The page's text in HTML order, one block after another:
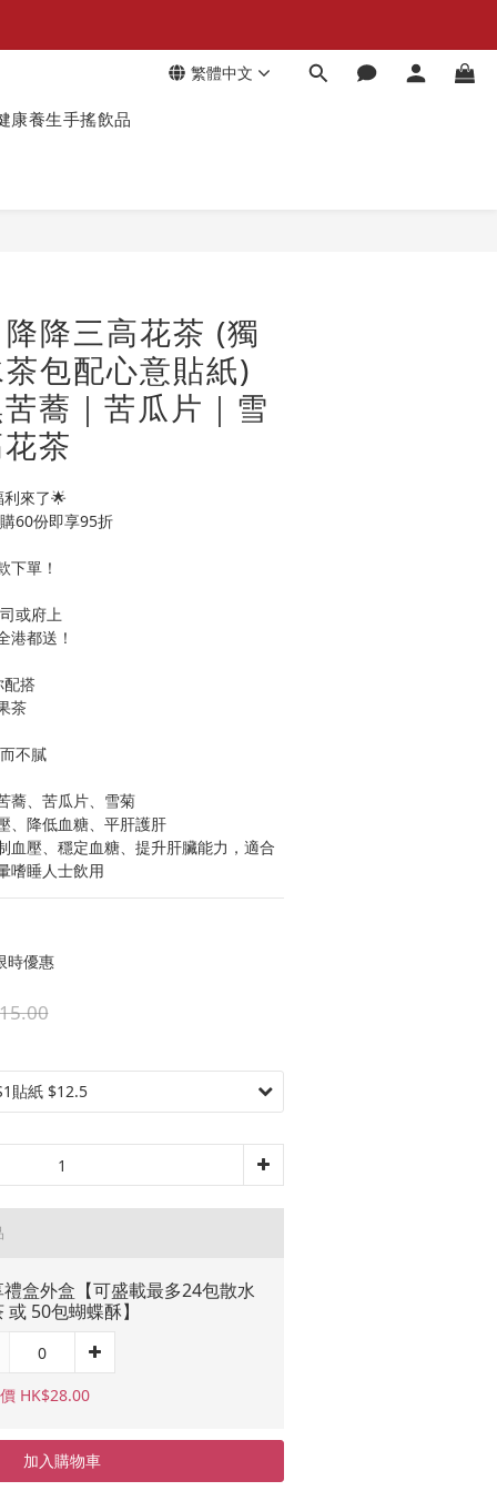
繁體中文
康養生手搖飲品
降三高花茶 (獨
包配心意貼紙)
蕎｜苦瓜片｜雪
茶
來了🌟
60份即享95折
下單！
或府上
港都送！
搭
茶
不膩
蕎、苦瓜片、雪菊
、降低血糖、平肝護肝
血壓、穩定血糖、提升肝臟能力，適合
嗜睡人士飲用
時優惠
盒外盒【可盛載最多24包散水
或 50包蝴蝶酥】
HK$28.00
加入購物車